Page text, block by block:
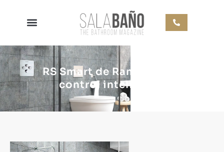
RS Smart de Ramonsoler,
control inteligente